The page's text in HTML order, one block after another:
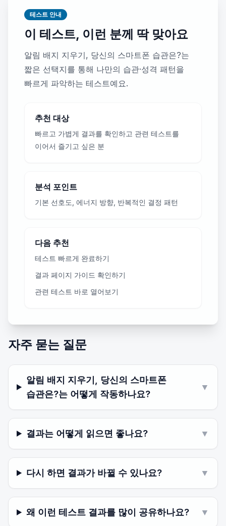
테스트 안내
이 테스트, 이런 분께 딱 맞아요
알림 배지 지우기, 당신의 스마트폰 습관은?는
짧은 선택지를 통해 나만의 습관·성격 패턴을
빠르게 파악하는 테스트예요.
추천 대상
빠르고 가볍게 결과를 확인하고 관련 테스트를
이어서 즐기고 싶은 분
분석 포인트
기본 선호도, 에너지 방향, 반복적인 결정 패턴
다음 추천
테스트 빠르게 완료하기
결과 페이지 가이드 확인하기
관련 테스트 바로 열어보기
자주 묻는 질문
알림 배지 지우기, 당신의 스마트폰
습관은?는 어떻게 작동하나요?
▼
결과는 어떻게 읽으면 좋나요? ▼
다시 하면 결과가 바뀔 수 있나요? ▼
왜 이런 테스트 결과를 많이 공유하나요? ▼